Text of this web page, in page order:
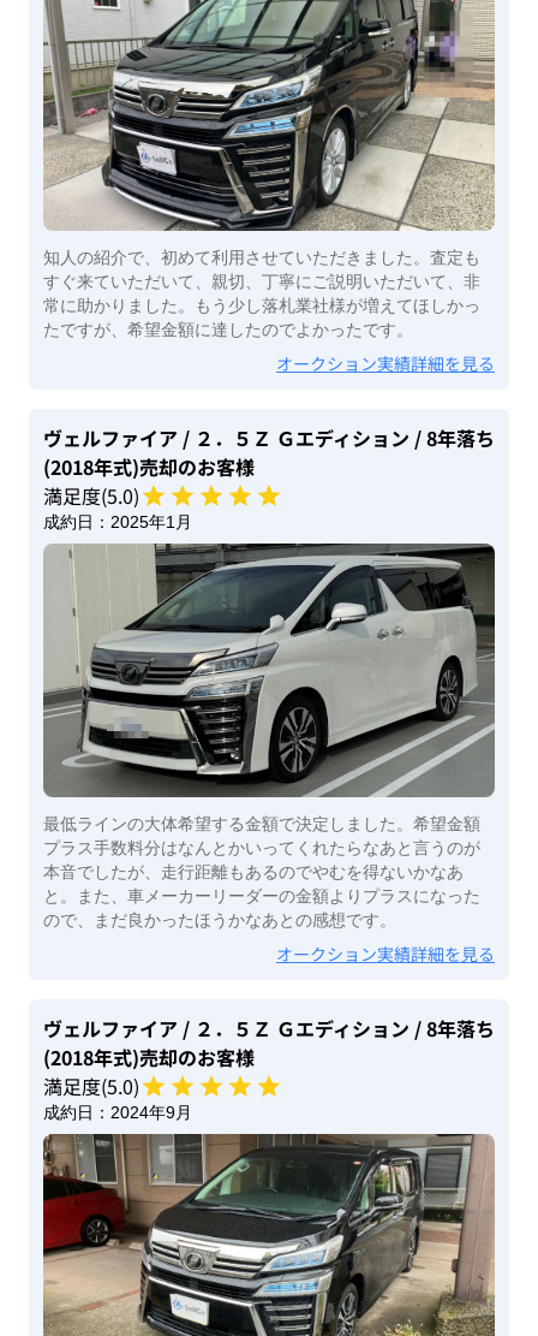
知人の紹介で、初めて利用させていただきました。査定も
すぐ来ていただいて、親切、丁寧にご説明いただいて、非
常に助かりました。もう少し落札業社様が増えてほしかっ
たですが、希望金額に達したのでよかったです。
オークション実績詳細を見る
ヴェルファイア / ２．５Ｚ Ｇエディション / 8年落ち
(2018年式)売却のお客様
満足度(5.0)
成約日： 2025年1月
最低ラインの大体希望する金額で決定しました。希望金額
プラス手数料分はなんとかいってくれたらなあと言うのが
本音でしたが、走行距離もあるのでやむを得ないかなあ
と。また、車メーカーリーダーの金額よりプラスになった
ので、まだ良かったほうかなあとの感想です。
オークション実績詳細を見る
ヴェルファイア / ２．５Ｚ Ｇエディション / 8年落ち
(2018年式)売却のお客様
満足度(5.0)
成約日： 2024年9月